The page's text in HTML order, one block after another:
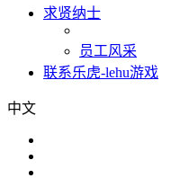
求贤纳士
员工风采
联系乐虎-lehu游戏
中文